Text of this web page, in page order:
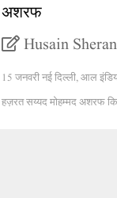
अशरफ
Husain
15 जनवरी नई दिल्ली, आल
हज़रत सय्यद मोहम्मद अशरफ